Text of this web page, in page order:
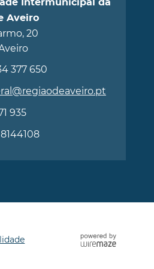
Intermunicipal da
Aveiro
20
377 650
935